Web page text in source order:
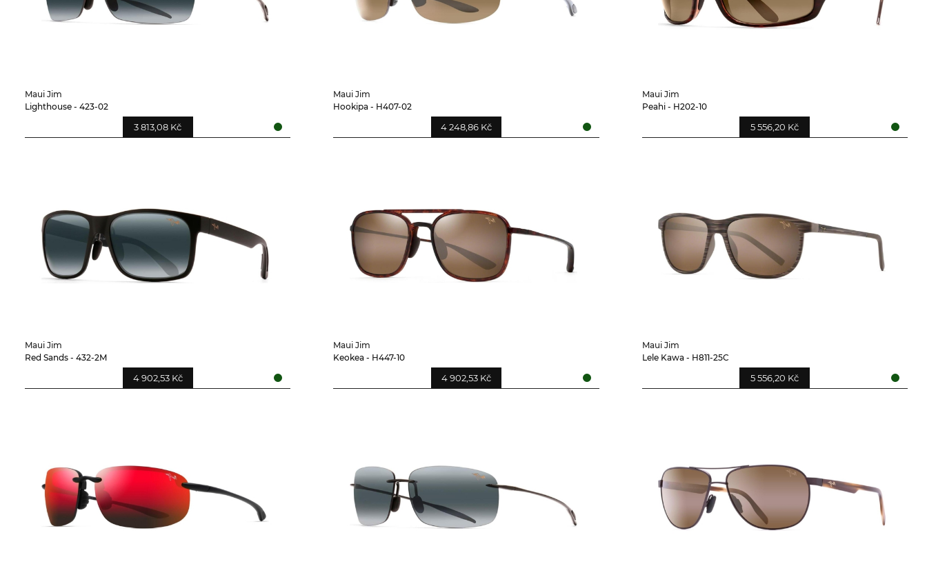
Maui Jim
Lighthouse - 423-02
3 813,08 Kč
Maui Jim
Hookipa - H407-02
4 248,86 Kč
Maui Jim
Peahi - H202-10
5 556,20 Kč
Maui Jim
Red Sands - 432-2M
4 902,53 Kč
Maui Jim
Keokea - H447-10
4 902,53 Kč
Maui Jim
Lele Kawa - H811-25C
5 556,20 Kč